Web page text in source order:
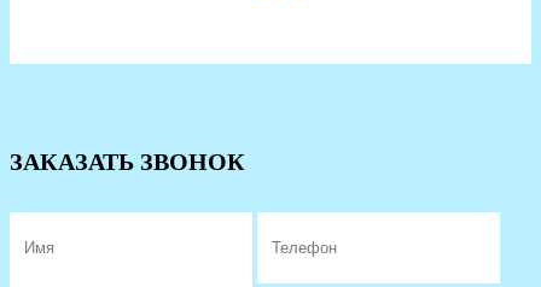
ЗАКАЗАТЬ ЗВОНОК